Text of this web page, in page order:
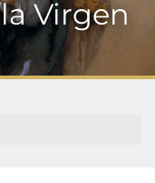
Virgen